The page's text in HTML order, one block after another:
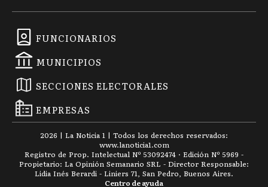
FUNCIONARIOS
MUNICIPIOS
SECCIONES ELECTORALES
EMPRESAS
2026 | La Noticia 1 | Todos los derechos reservados:
www.lanoticia1.com
Registro de Prop. Intelectual Nº 53092474 · Edición Nº 5969 -
Propietario: La Opinión Semanario SRL - Director Responsable:
Lidia Inés Berardi - Liniers 71, San Pedro, Buenos Aires.
Centro de ayuda